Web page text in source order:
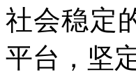
社会稳定
平台，坚